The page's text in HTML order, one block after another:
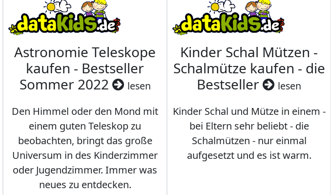
Astronomie Teleskope
kaufen - Bestseller
Sommer 2022
lesen
Den Himmel oder den Mond mit
einem guten Teleskop zu
beobachten, bringt das große
Universum in des Kinderzimmer
oder Jugendzimmer. Immer was
neues zu entdecken.
Kinder Schal Mützen -
Schalmütze kaufen - die
Bestseller
lesen
Kinder Schal und Mütze in einem -
bei Eltern sehr beliebt - die
Schalmützen - nur einmal
aufgesetzt und es ist warm.